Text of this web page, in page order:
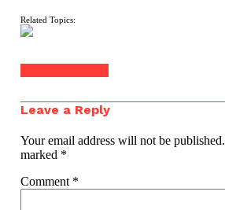
Related Topics:
Leave a Reply
Your email address will not be published.
marked *
Comment *